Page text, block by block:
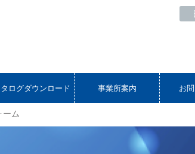
ログダウンロード 事業所案内 お
ーム